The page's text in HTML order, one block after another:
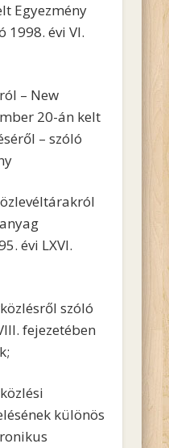
Egyezmény
1998. évi VI.
– New
20-án kelt
– szóló
évi LXVI.
szóló
fejezetében
különös